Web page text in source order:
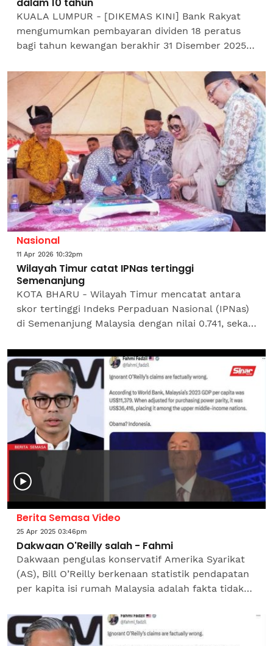
KUALA LUMPUR - [DIKEMAS KINI] Bank Rakyat
mengumumkan pembayaran dividen 18 peratus
bagi tahun kewangan berakhir 31 Disember 2025,
sebelumnya, tertinggi...
Nasional
11 Apr 2026 10:32pm
Wilayah Timur catat IPNas tertinggi
Semenanjung
KOTA BHARU - Wilayah Timur mencatat antara
skor tertinggi Indeks Perpaduan Nasional (IPNas)
di Semenanjung Malaysia dengan nilai 0.741, sekali
toleransi serta...
Berita Semasa Video
25 Apr 2025 03:46pm
Dakwaan O'Reilly salah - Fahmi
Dakwaan pengulas konservatif Amerika Syarikat
(AS), Bill O’Reilly berkenaan statistik pendapatan
per kapita isi rumah Malaysia adalah fakta tidak
yang...